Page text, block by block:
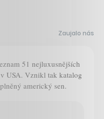
Zaujalo nás
51 nejluxusnějších
USA. Vznikl tak katalog
americký sen.